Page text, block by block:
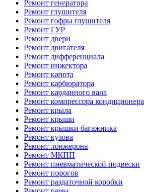
Ремонт генератора
Ремонт глушителя
Ремонт гофры глушителя
Ремонт ГУР
Ремонт двери
Ремонт двигателя
Ремонт дифференциала
Ремонт инжектора
Ремонт капота
Ремонт карбюратора
Ремонт карданного вала
Ремонт компрессора кондиционера
Ремонт крыла
Ремонт крыши
Ремонт крышки багажника
Ремонт кузова
Ремонт лонжерона
Ремонт МКПП
Ремонт пневматической подвески
Ремонт порогов
Ремонт раздаточной коробки